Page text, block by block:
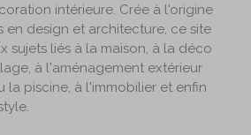
intérieure. Crée à l'origine
en design et architecture, ce site
sujets liés à la maison, à la déco
à l'aménagement extérieur
la piscine, à l'immobilier et enfin